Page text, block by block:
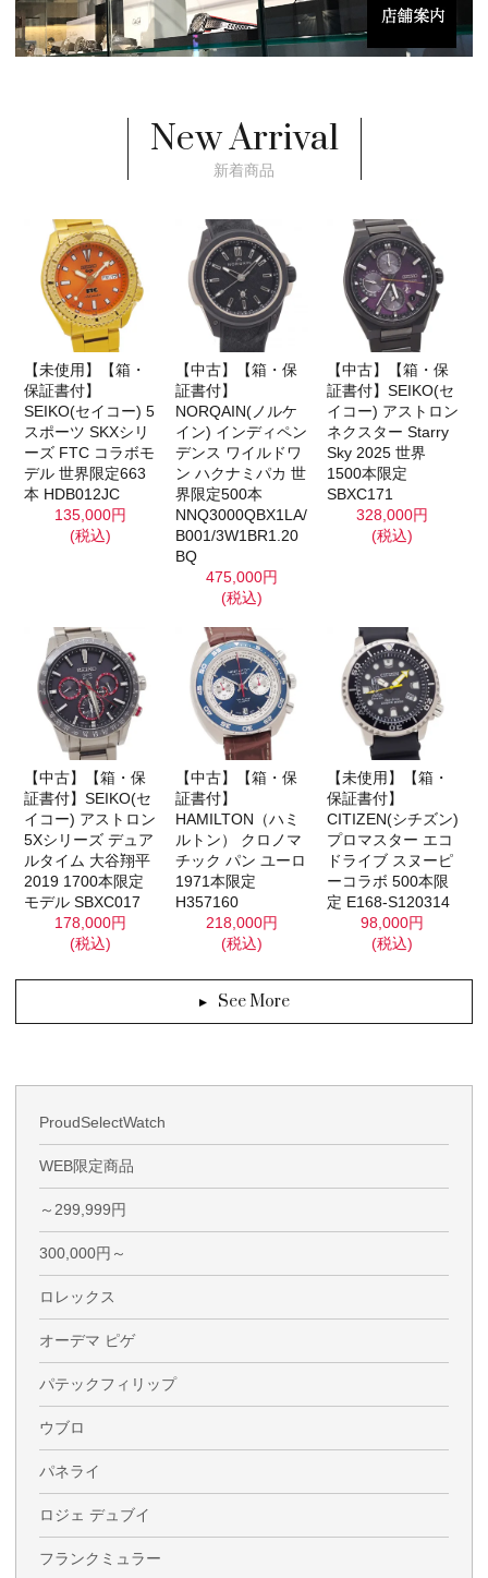
New Arrival
新着商品
【未使用】【箱・
保証書付】
SEIKO(セイコー) 5
スポーツ SKXシリ
ーズ FTC コラボモ
デル 世界限定663
本 HDB012JC
135,000円
(税込)
【中古】【箱・保
証書付】
NORQAIN(ノルケ
イン) インディペン
デンス ワイルドワ
ン ハクナミパカ 世
界限定500本
NNQ3000QBX1LA/
B001/3W1BR1.20
BQ
475,000円
(税込)
【中古】【箱・保
証書付】SEIKO(セ
イコー) アストロン
ネクスター Starry
Sky 2025 世界
1500本限定
SBXC171
328,000円
(税込)
【中古】【箱・保
証書付】SEIKO(セ
イコー) アストロン
5Xシリーズ デュア
ルタイム 大谷翔平
2019 1700本限定
モデル SBXC017
178,000円
(税込)
【中古】【箱・保
証書付】
HAMILTON（ハミ
ルトン） クロノマ
チック パン ユーロ
1971本限定
H357160
218,000円
(税込)
【未使用】【箱・
保証書付】
CITIZEN(シチズン)
プロマスター エコ
ドライブ スヌーピ
ーコラボ 500本限
定 E168-S120314
98,000円
(税込)
See More
ProudSelectWatch
WEB限定商品
～299,999円
300,000円～
ロレックス
オーデマ ピゲ
パテックフィリップ
ウブロ
パネライ
ロジェ デュブイ
フランクミュラー